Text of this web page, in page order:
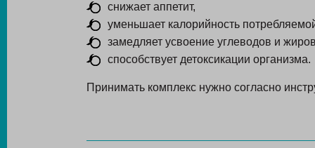
снижает аппетит,
уменьшает калорийность
замедляет усвоение углеводов и
способствует детоксикации организма.
Принимать комплекс нужно согласно